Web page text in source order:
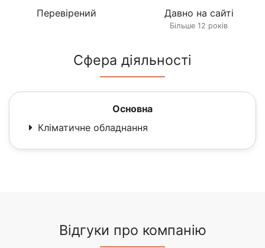
Перевірений Давно на сайті
Більше 12 років
Сфера діяльності
Основна
Кліматичне обладнання
Відгуки про компанію